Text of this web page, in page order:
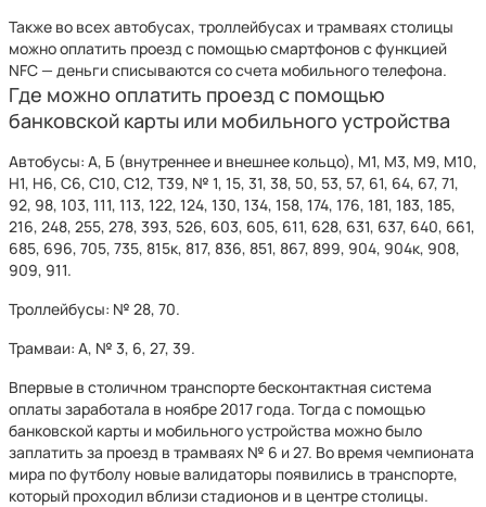
Также во всех автобусах, троллейбусах и трамваях столицы
можно оплатить проезд с помощью смартфонов с функцией
NFC — деньги списываются со счета мобильного телефона.
Где можно оплатить проезд с помощью
банковской карты или мобильного устройства
Автобусы: А, Б (внутреннее и внешнее кольцо), М1, М3, М9, М10,
Н1, Н6, С6, С10, С12, Т39, № 1, 15, 31, 38, 50, 53, 57, 61, 64, 67, 71,
92, 98, 103, 111, 113, 122, 124, 130, 134, 158, 174, 176, 181, 183, 185,
216, 248, 255, 278, 393, 526, 603, 605, 611, 628, 631, 637, 640, 661,
685, 696, 705, 735, 815к, 817, 836, 851, 867, 899, 904, 904к, 908,
909, 911.
Троллейбусы: № 28, 70.
Трамваи: А, № 3, 6, 27, 39.
Впервые в столичном транспорте бесконтактная система
оплаты заработала в ноябре 2017 года. Тогда с помощью
банковской карты и мобильного устройства можно было
заплатить за проезд в трамваях № 6 и 27. Во время чемпионата
мира по футболу новые валидаторы появились в транспорте,
который проходил вблизи стадионов и в центре столицы.